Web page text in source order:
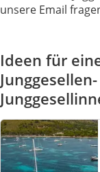
unsere Email
Ideen für